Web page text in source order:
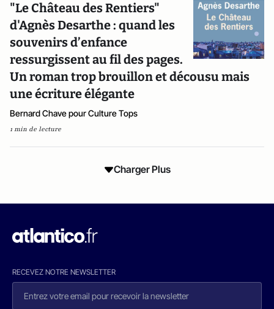
"Le Château des Rentiers"
d'Agnès Desarthe : quand les
souvenirs d’enfance
ressurgissent au fil des pages.
Un roman trop brouillon et décousu mais
une écriture élégante
Bernard Chave pour Culture Tops
1 min de lecture
Charger Plus
RECEVEZ NOTRE NEWSLETTER